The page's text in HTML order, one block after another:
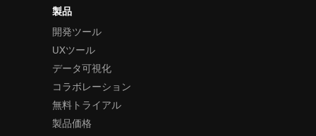
バーコード
データ入力と表示
レイアウト
製品
開発ツール
UXツール
データ可視化
コラボレーション
無料トライアル
製品価格